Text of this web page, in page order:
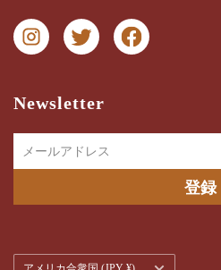
プライバシー
特商法に関する表記
Newsletter
メールアドレス
登録